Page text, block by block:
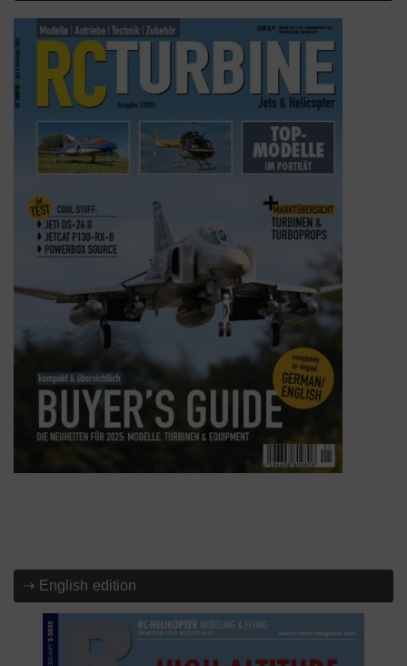
⇢ English edition